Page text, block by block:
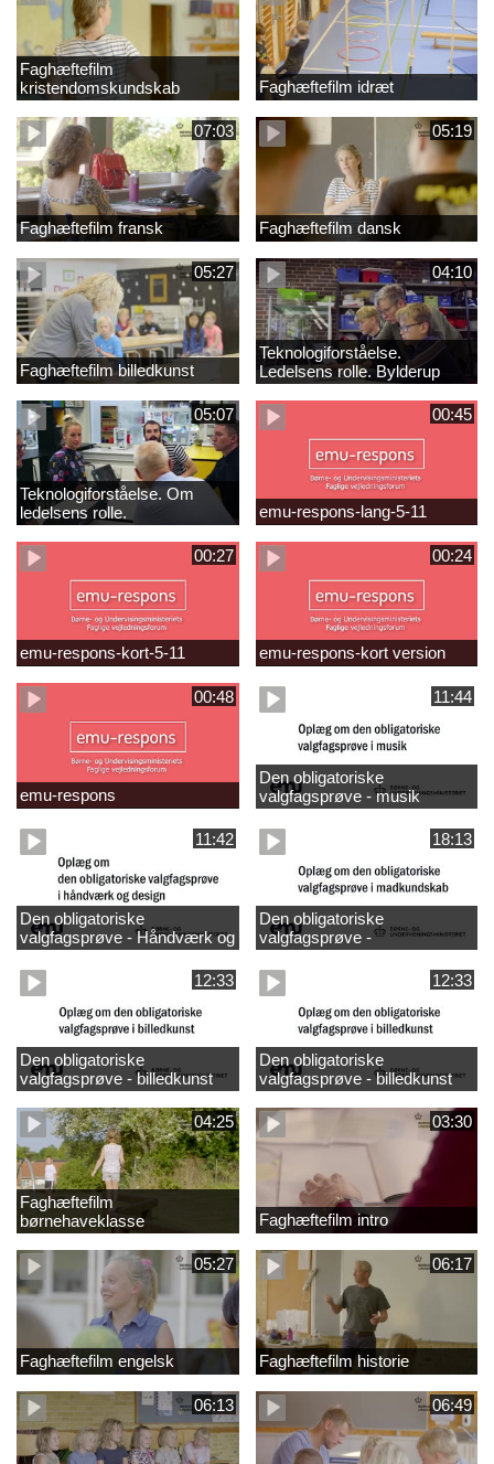
Faghæftefilm
kristendomskundskab
Faghæftefilm idræt
07:03
Faghæftefilm fransk
05:19
Faghæftefilm dansk
05:27
Faghæftefilm billedkunst
04:10
Teknologiforståelse.
Ledelsens rolle. Bylderup
Skole
05:07
Teknologiforståelse. Om
ledelsens rolle.
Sofiendalskolen
00:45
emu-respons-lang-5-11
00:27
emu-respons-kort-5-11
00:24
emu-respons-kort version
00:48
emu-respons
11:44
Den obligatoriske
valgfagsprøve - musik
11:42
Den obligatoriske
valgfagsprøve - Håndværk og
design
18:13
Den obligatoriske
valgfagsprøve -
madkundskab
12:33
Den obligatoriske
valgfagsprøve - billedkunst
større LK
12:33
Den obligatoriske
valgfagsprøve - billedkunst
04:25
Faghæftefilm
børnehaveklasse
03:30
Faghæftefilm intro
05:27
Faghæftefilm engelsk
06:17
Faghæftefilm historie
06:13 06:49